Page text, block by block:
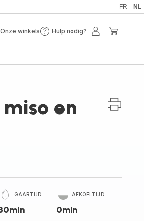
FR NL
Onze winkels Hulp nodig?
Hulp
Mijn
en
GAARTIJD AFKOELTIJD
0min